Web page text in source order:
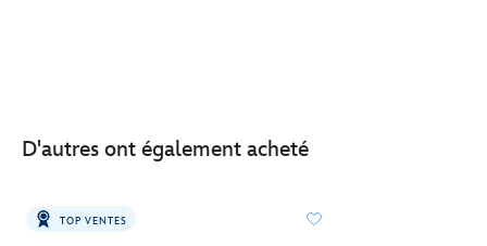
D'autres ont également acheté
TOP VENTES